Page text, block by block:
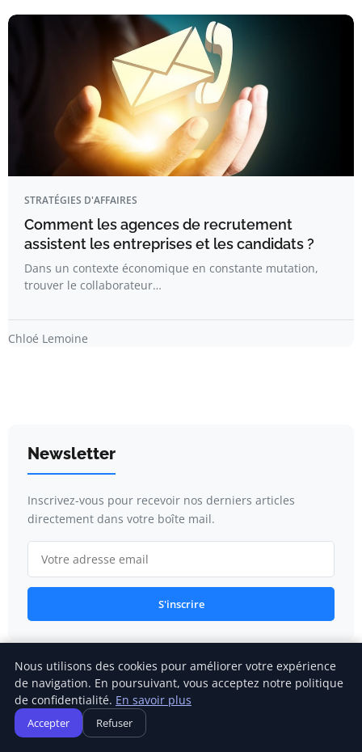
STRATÉGIES D'AFFAIRES
Comment les agences de recrutement
assistent les entreprises et les candidats ?
Dans un contexte économique en constante mutation,
trouver le collaborateur…
Chloé Lemoine
Newsletter
Inscrivez-vous pour recevoir nos derniers articles
directement dans votre boîte mail.
S'inscrire
Catégories
Gestion financière
Nous utilisons des cookies pour améliorer votre expérience
de navigation. En poursuivant, vous acceptez notre politique
de confidentialité. En savoir plus
Accepter Refuser